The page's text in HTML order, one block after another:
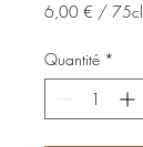
6,00 € / 75cl
pour
75
Centilitres
Quantité *